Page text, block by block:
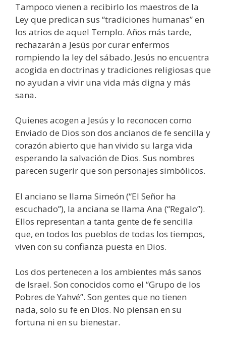
Tampoco vienen a recibirlo los maestros de la
Ley que predican sus “tradiciones humanas” en
los atrios de aquel Templo. Años más tarde,
rechazarán a Jesús por curar enfermos
rompiendo la ley del sábado. Jesús no encuentra
acogida en doctrinas y tradiciones religiosas que
no ayudan a vivir una vida más digna y más
sana.
Quienes acogen a Jesús y lo reconocen como
Enviado de Dios son dos ancianos de fe sencilla y
corazón abierto que han vivido su larga vida
esperando la salvación de Dios. Sus nombres
parecen sugerir que son personajes simbólicos.
El anciano se llama Simeón (“El Señor ha
escuchado”), la anciana se llama Ana (“Regalo”).
Ellos representan a tanta gente de fe sencilla
que, en todos los pueblos de todas los tiempos,
viven con su confianza puesta en Dios.
Los dos pertenecen a los ambientes más sanos
de Israel. Son conocidos como el “Grupo de los
Pobres de Yahvé”. Son gentes que no tienen
nada, solo su fe en Dios. No piensan en su
fortuna ni en su bienestar.